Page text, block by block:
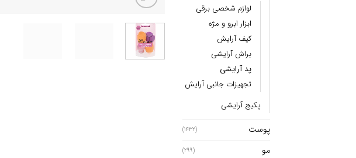
لوازم شخصی برقی
ابزار ابرو و مژه
کیف آرایش
براش آرایشی
پد آرایشی
تجهیزات جانبی آرایش
پکیج آرایشی
پوست (1432)
مو (299)